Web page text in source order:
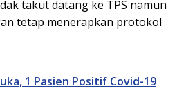
takut datang ke TPS namun
tetap menerapkan protokol
1 Pasien Positif Covid-19